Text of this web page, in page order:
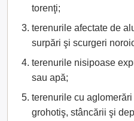
torenţi;
terenurile afectate de
surpări şi scurgeri
terenurile nisipoase
sau apă;
terenurile cu
grohotiş, stâncării şi